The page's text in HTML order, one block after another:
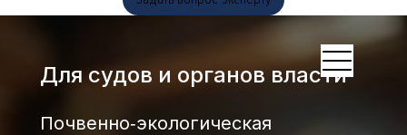
Для судов и органов власти
Почвенно‑экологическая